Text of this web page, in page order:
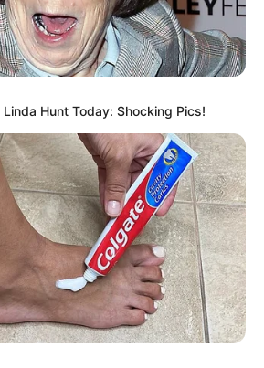
Hunt Today: Shocking Pics!